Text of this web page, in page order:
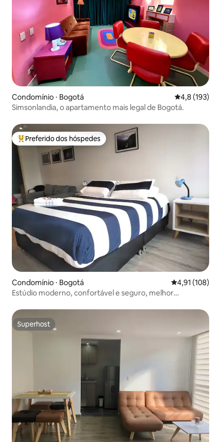
Condomínio ⋅ Bogotá 4,8 de uma
4,8 (193)
Simsonlandia, o apartamento mais legal de Bogotá.
Entre os melhores preferidos dos hóspedes
Preferido dos hóspedes
Condomínio ⋅ Bogotá 4,91 de uma
4,91 (108)
Estúdio moderno, confortável e seguro, melhor
Superhost
Superhost